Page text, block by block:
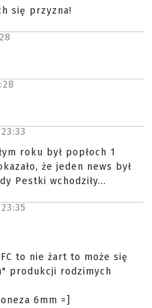
się przyzna!
23:33
roku był popłoch 1
że jeden news był
Pestki wchodziły...
23:35
to nie żart to może się
produkcji rodzimych
6mm =]